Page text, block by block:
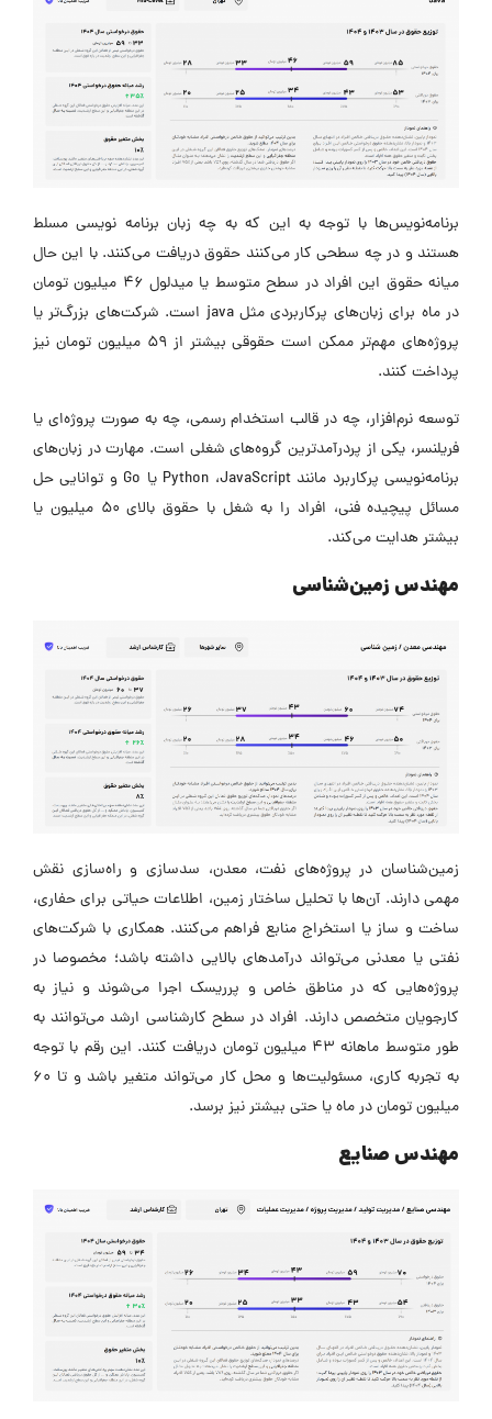
برنامه‌نویس‌ها با توجه به این که به چه زبان برنامه نویسی مسلط
هستند و در چه سطحی کار می‌کنند حقوق دریافت می‌کنند. با این حال
میانه حقوق این افراد در سطح متوسط یا میدلول ۴۶ میلیون تومان
در ماه برای زبان‌های پرکاربردی مثل java است. شرکت‌های بزرگ‌تر یا
پروژه‌های مهم‌تر ممکن است حقوقی بیشتر از ۵۹ میلیون تومان نیز
پرداخت کنند.
توسعه‌ نرم‌افزار، چه در قالب استخدام رسمی، چه به صورت پروژه‌ای یا
فریلنسر، یکی از پردرآمدترین گروه‌های شغلی است. مهارت در زبان‌های
برنامه‌نویسی پرکاربرد مانند Python ،JavaScript یا Go و توانایی حل
مسائل پیچیده فنی، افراد را به شغل با حقوق بالای 50 میلیون یا
بیشتر هدایت می‌کند.
مهندس زمین‌شناسی
زمین‌شناسان در پروژه‌های نفت، معدن، سدسازی و راه‌سازی نقش
مهمی دارند. آن‌ها با تحلیل ساختار زمین، اطلاعات حیاتی برای حفاری،
ساخت‌ و ساز یا استخراج منابع فراهم می‌کنند. همکاری با شرکت‌های
نفتی یا معدنی می‌تواند درآمد‌های بالایی داشته باشد؛ مخصوصا در
پروژه‌هایی که در مناطق خاص و پرریسک اجرا می‌شوند و نیاز به
کارجویان متخصص دارند. افراد در سطح کارشناسی ارشد می‌توانند به
طور متوسط ماهانه ۴۳ میلیون تومان دریافت کنند. این رقم با توجه
به تجربه کاری، مسئولیت‌ها و محل کار می‌تواند متغیر باشد و تا ۶۰
میلیون تومان در ماه یا حتی بیشتر نیز برسد.
مهندس صنایع